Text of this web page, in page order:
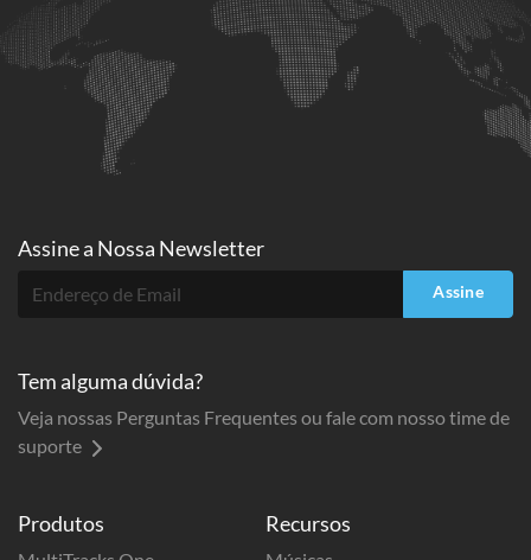
Produtos Recursos
Assine a Nossa Newsletter
Assine
Tem alguma dúvida?
Veja nossas Perguntas Frequentes ou fale com nosso time de
suporte